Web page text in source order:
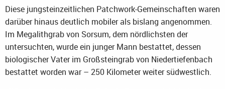
Diese jungsteinzeitlichen Patchwork-Gemeinschaften waren
darüber hinaus deutlich mobiler als bislang angenommen.
Im Megalithgrab von Sorsum, dem nördlichsten der
untersuchten, wurde ein junger Mann bestattet, dessen
biologischer Vater im Großsteingrab von Niedertiefenbach
bestattet worden war – 250 Kilometer weiter südwestlich.